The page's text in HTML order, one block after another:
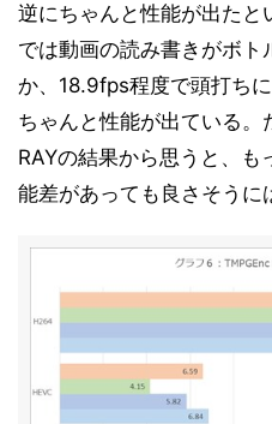
ベンチマークテスト「
16
ベンチマークテスト「
Memory Test 1.1」
17 ベンチマークテスト「消
18 まとめと考察
逆にちゃんと性能が出た
では動画の読み書きがボ
か、18.9fps程度で頭打ち
ちゃんと性能が出ている
RAYの結果から思うと、
能差があっても良さそうに